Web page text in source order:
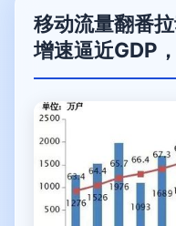
移动流量翻番
增速逼近GDP